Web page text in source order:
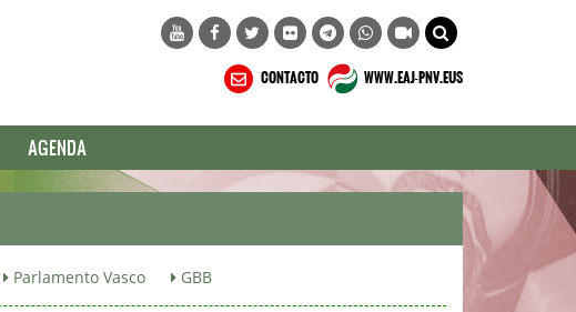
CONTACTO WWW.EAJ-PNV.EUS
AGENDA
Parlamento Vasco GBB